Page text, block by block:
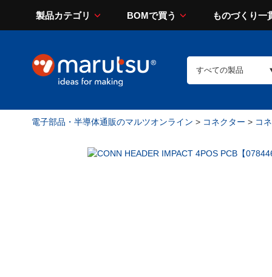
製品カテゴリ BOMで買う ものづくり一
電子部品・半導体通販のマルツオンライン > コネクター > コ